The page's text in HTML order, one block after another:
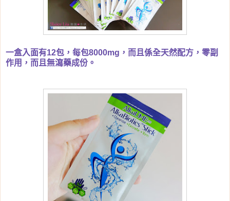
一盒入面有12包，每包8000mg，而且係全天然配方，零副
作用，而且無瀉藥成份。